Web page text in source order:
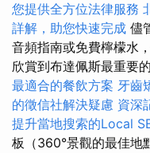
您提供全方位法律服務
詳解，助您快速完成 儘
音頻指南或免費檸檬水
欣賞到布達佩斯最重要
最適合的餐飲方案 牙齒
的徵信社解決疑慮 資深
提升當地搜索的Local
板（360°景觀的最佳地